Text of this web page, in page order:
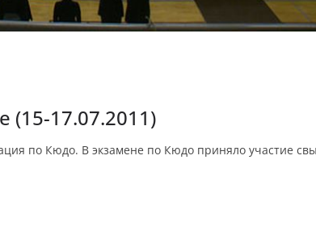
17.07.2011)
по Кюдо. В экзамене по Кюдо приняло участие